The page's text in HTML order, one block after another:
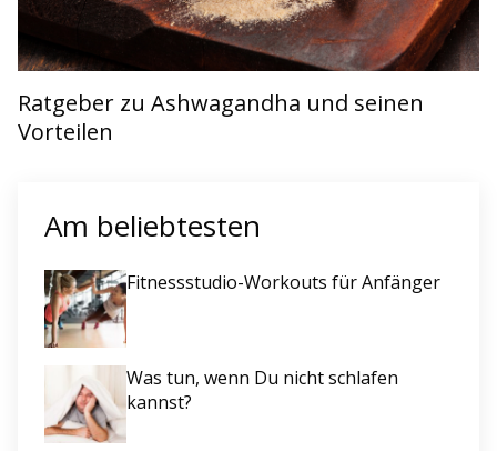
Ratgeber zu Ashwagandha und seinen
Vorteilen
Am beliebtesten
Fitnessstudio-Workouts für Anfänger
Was tun, wenn Du nicht schlafen
kannst?